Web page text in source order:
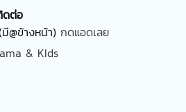
ดต่อ
@ข้างหน้า)กดแอดเลย
& KIds